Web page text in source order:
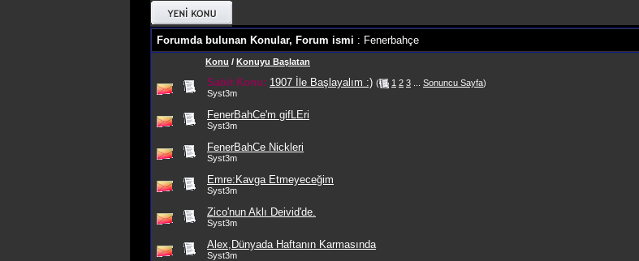
Forumda bulunan Konular, Forum ismi : Fenerbahçe
Konu / Konuyu Başlatan
Sabit Konu: 1907 İle Başlayalım :) ( 1 2 3 Sonuncu Sayfa)
Syst3m
FenerBahCe'm gifLEri
Syst3m
FenerBahCe Nickleri
Syst3m
Emre:Kavga Etmeyeceğim
Syst3m
Zico'nun Aklı Deivid'de.
Syst3m
Alex,Dünyada Haftanın Karmasında
Syst3m